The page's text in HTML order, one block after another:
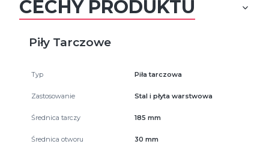
CECHY PRODUKTU
Piły Tarczowe
Typ Piła tarczowa
Zastosowanie Stal i płyta warstwowa
Średnica tarczy 185 mm
Średnica otworu 30 mm